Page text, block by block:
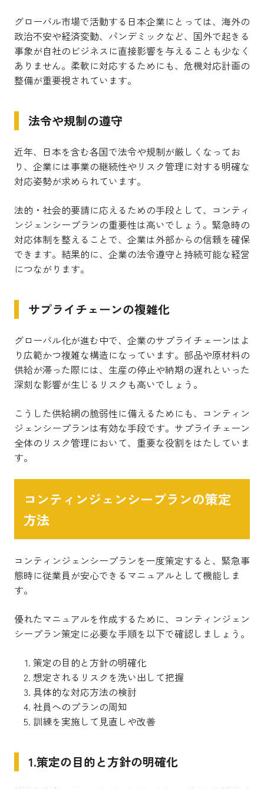
グローバル市場で活動する日本企業にとっては、海外の
政治不安や経済変動、パンデミックなど、国外で起きる
事象が自社のビジネスに直接影響を与えることも少なく
ありません。柔軟に対応するためにも、危機対応計画の
整備が重要視されています。
法令や規制の遵守
近年、日本を含む各国で法令や規制が厳しくなってお
り、企業には事業の継続性やリスク管理に対する明確な
対応姿勢が求められています。
法的・社会的要請に応えるための手段として、コンティ
ンジェンシープランの重要性は高いでしょう。緊急時の
対応体制を整えることで、企業は外部からの信頼を確保
できます。結果的に、企業の法令遵守と持続可能な経営
につながります。
サプライチェーンの複雑化
グローバル化が進む中で、企業のサプライチェーンはよ
り広範かつ複雑な構造になっています。部品や原材料の
供給が滞った際には、生産の停止や納期の遅れといった
深刻な影響が生じるリスクも高いでしょう。
こうした供給網の脆弱性に備えるためにも、コンティン
ジェンシープランは有効な手段です。サプライチェーン
全体のリスク管理において、重要な役割をはたしていま
す。
コンティンジェンシープランの策定
方法
コンティンジェンシープランを一度策定すると、緊急事
態時に従業員が安心できるマニュアルとして機能しま
す。
優れたマニュアルを作成するために、コンティンジェン
シープラン策定に必要な手順を以下で確認しましょう。
策定の目的と方針の明確化
想定されるリスクを洗い出して把握
具体的な対応方法の検討
社員へのプランの周知
訓練を実施して見直しや改善
1.策定の目的と方針の明確化